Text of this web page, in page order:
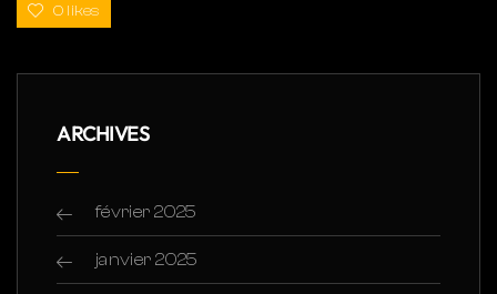
0 likes
ARCHIVES
février 2025
janvier 2025